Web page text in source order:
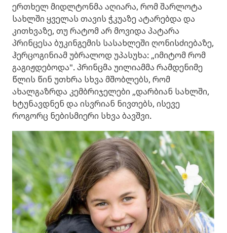
ერთხელ მიდლტონმა აღიარა, რომ შარლოტა
სახლში ყველას თავის ჭკუაზე ატარებდა და
კითხვაზე, თუ რატომ არ მოვიდა პატარა
პრინცესა ბუკინგემის სასახლეში ღონისძიებაზე,
ჰერცოგინიამ უბრალოდ უპასუხა: „იმიტომ რომ
გაგიჟდებოდა". პრინცმა უილიამმა რამდენიმე
წლის წინ უთხრა სხვა მშობლებს, რომ
ახალგაზრდა კემბრიჯელები „დარბიან სახლში,
ხტუნავდნენ და ისვრიან ნივთებს, ისევე
როგორც ნებისმიერი სხვა ბავშვი.